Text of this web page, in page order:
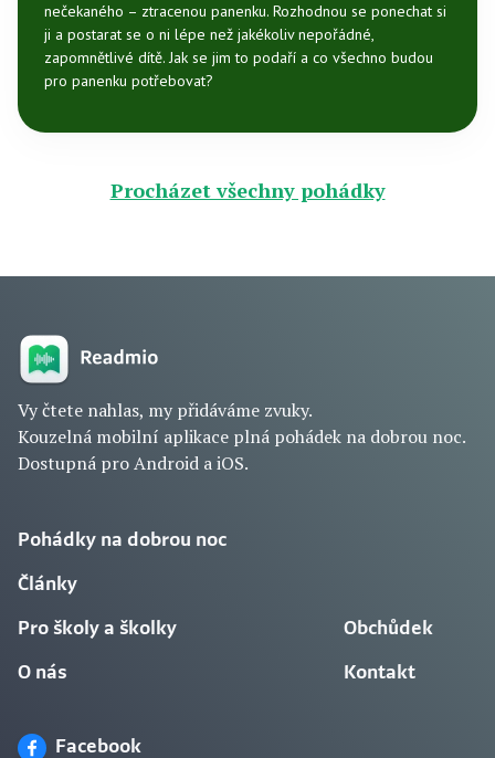
nečekaného – ztracenou panenku. Rozhodnou se ponechat si
ji a postarat se o ni lépe než jakékoliv nepořádné,
zapomnětlivé dítě. Jak se jim to podaří a co všechno budou
pro panenku potřebovat?
Procházet všechny pohádky
Vy čtete nahlas, my přidáváme zvuky.
Kouzelná mobilní aplikace plná pohádek na dobrou noc.
Dostupná pro Android a iOS.
Pohádky na dobrou noc
Články
Pro školy a školky
O nás
Obchůdek
Kontakt
Facebook